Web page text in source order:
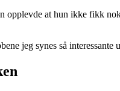
opplevde at hun ikke fikk
jeg synes så